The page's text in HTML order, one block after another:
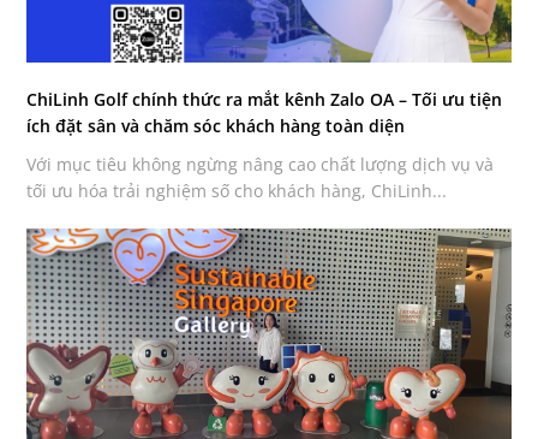
ChiLinh Golf chính thức ra mắt kênh Zalo OA – Tối ưu tiện
ích đặt sân và chăm sóc khách hàng toàn diện
Với mục tiêu không ngừng nâng cao chất lượng dịch vụ và
tối ưu hóa trải nghiệm số cho khách hàng, ChiLinh...